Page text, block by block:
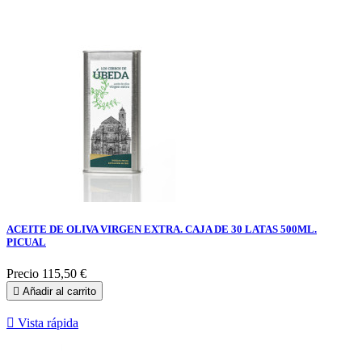
ACEITE DE OLIVA VIRGEN EXTRA. CAJA DE 30 LATAS 500ML.
PICUAL
Precio 115,50 €
 Añadir al carrito
 Vista rápida